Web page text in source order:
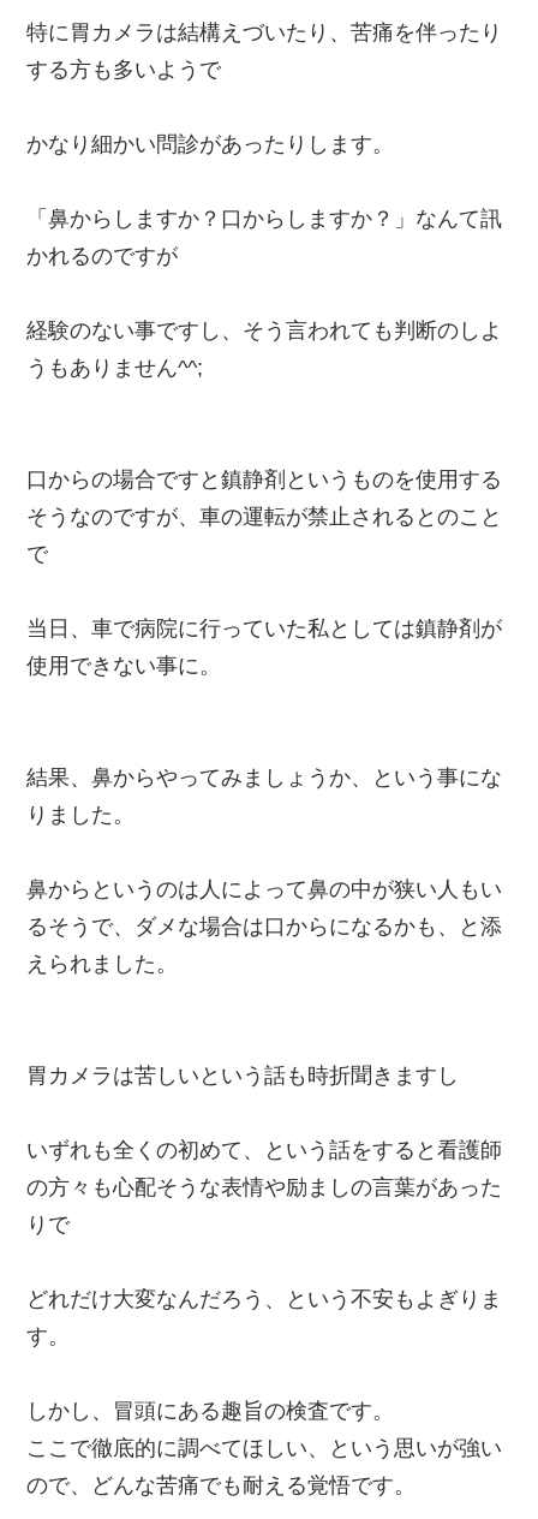
特に胃カメラは結構えづいたり、苦痛を伴ったり
する方も多いようで
かなり細かい問診があったりします。
「鼻からしますか？口からしますか？」なんて訊
かれるのですが
経験のない事ですし、そう言われても判断のしよ
うもありません^^;
口からの場合ですと鎮静剤というものを使用する
そうなのですが、車の運転が禁止されるとのこと
で
当日、車で病院に行っていた私としては鎮静剤が
使用できない事に。
結果、鼻からやってみましょうか、という事にな
りました。
鼻からというのは人によって鼻の中が狭い人もい
るそうで、ダメな場合は口からになるかも、と添
えられました。
胃カメラは苦しいという話も時折聞きますし
いずれも全くの初めて、という話をすると看護師
の方々も心配そうな表情や励ましの言葉があった
りで
どれだけ大変なんだろう、という不安もよぎりま
す。
しかし、冒頭にある趣旨の検査です。
ここで徹底的に調べてほしい、という思いが強い
ので、どんな苦痛でも耐える覚悟です。